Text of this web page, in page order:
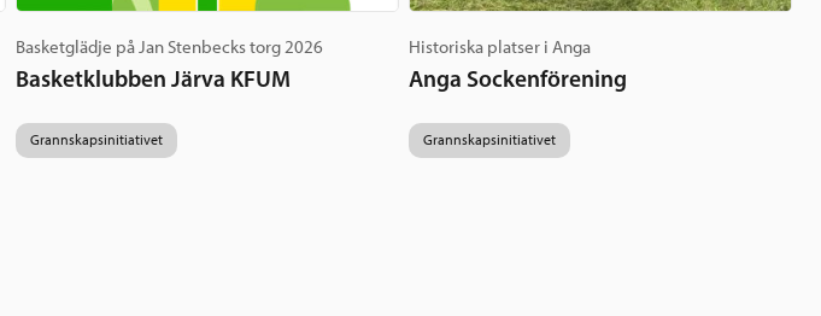
Basketglädje på Jan Stenbecks torg 2026
Basketklubben Järva KFUM
Grannskapsinitiativet
Historiska platser i Anga
Anga Sockenförening
Grannskapsinitiativet